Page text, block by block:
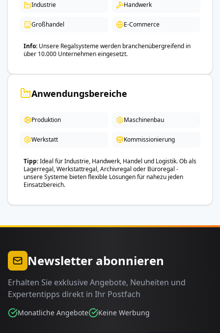
Industrie Handwerk
Großhandel E-Commerce
Info Unsere Regalsysteme werden branchenübergreifend in
über 10.000 Unternehmen eingesetzt.
Anwendungsbereiche
Produktion Maschinenbau
Werkstatt Kommissionierung
Tipp Ideal für Industrie, Handwerk, Handel und Logistik. Ob als
Lagerregal, Werkstattregal, Archivregal oder Büroregal -
unsere Systeme bieten flexible Lösungen für nahezu jeden
Einsatzbereich.
Newsletter abonnieren
Erhalten Sie exklusive Angebote, Neuheiten und
Expertentipps direkt in Ihr Postfach
Monatliche Angebote Keine Werbung